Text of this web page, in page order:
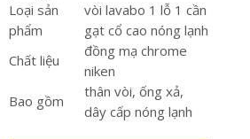
Loại sản
phẩm
vòi lavabo 1 lỗ 1 cần
gạt cổ cao nóng lạnh
Chất liệu
đồng mạ chrome
niken
Bao gồm
thân vòi, ống xả,
dây cấp nóng lạnh